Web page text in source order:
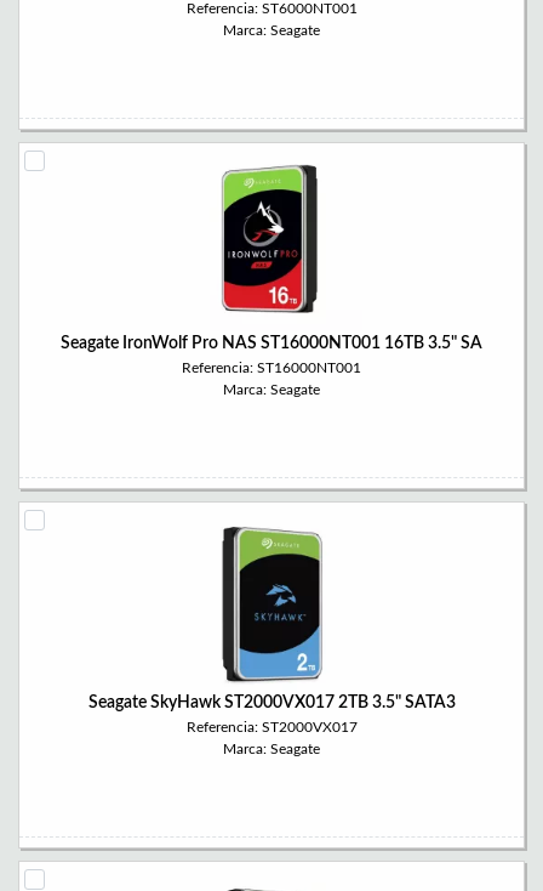
Referencia: ST6000NT001
Marca: Seagate
Seagate IronWolf Pro NAS ST16000NT001 16TB 3.5" SA
Referencia: ST16000NT001
Marca: Seagate
Seagate SkyHawk ST2000VX017 2TB 3.5" SATA3
Referencia: ST2000VX017
Marca: Seagate